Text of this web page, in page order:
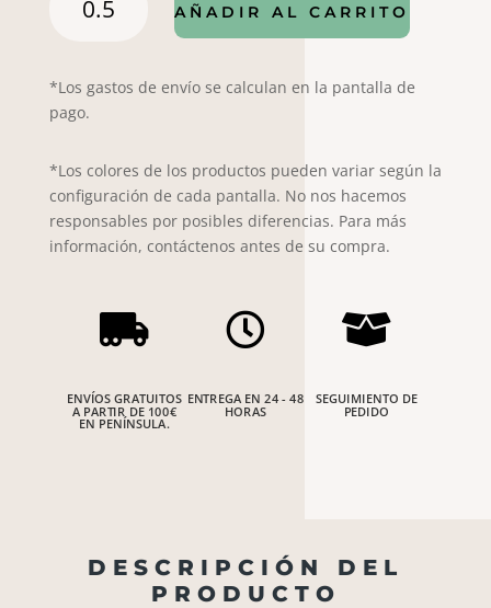
Amber
AÑADIR AL CARRITO
*Los gastos de envío se calculan en la pantalla de
pago.
*Los colores de los productos pueden variar según la
configuración de cada pantalla. No nos hacemos
responsables por posibles diferencias. Para más
información, contáctenos antes de su compra.

ENVÍOS GRATUITOS
A PARTIR DE 100€
EN PENÍNSULA.

ENTREGA EN 24 - 48
HORAS

SEGUIMIENTO DE
PEDIDO
DESCRIPCIÓN DEL
PRODUCTO